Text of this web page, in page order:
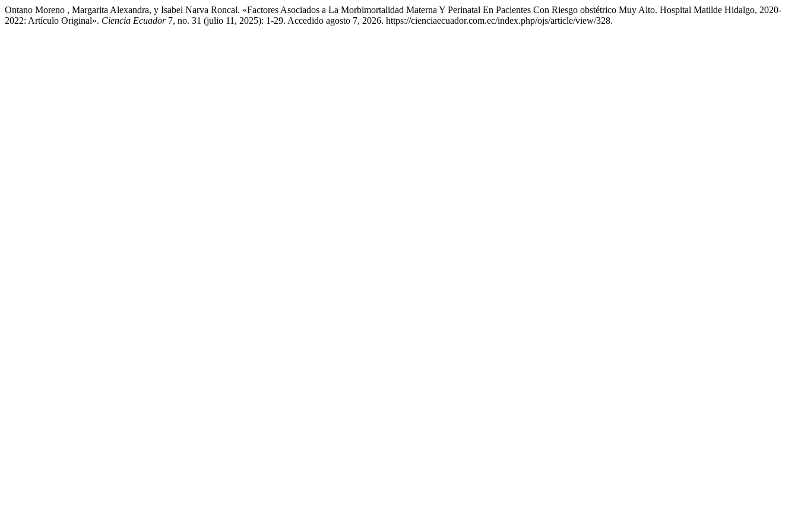
Ontano Moreno , Margarita Alexandra, y Isabel Narva Roncal. «Factores Asociados a La Morbimortalidad Materna Y Perinatal En Pacientes Con Riesgo obstétrico Muy Alto. Hospital Matilde Hidalgo, 2020-
2022: Artículo Original». Ciencia Ecuador7, no. 31 (julio 11, 2025): 1-29. Accedido agosto 7, 2026. https://cienciaecuador.com.ec/index.php/ojs/article/view/328.